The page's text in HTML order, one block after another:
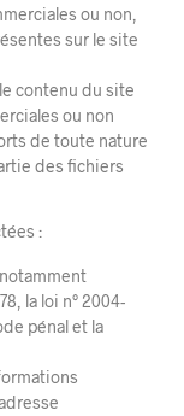
ou non,
sur le site
contenu du site
ou non
de toute nature
des fichiers
:
la loi n° 2004-
pénal et la